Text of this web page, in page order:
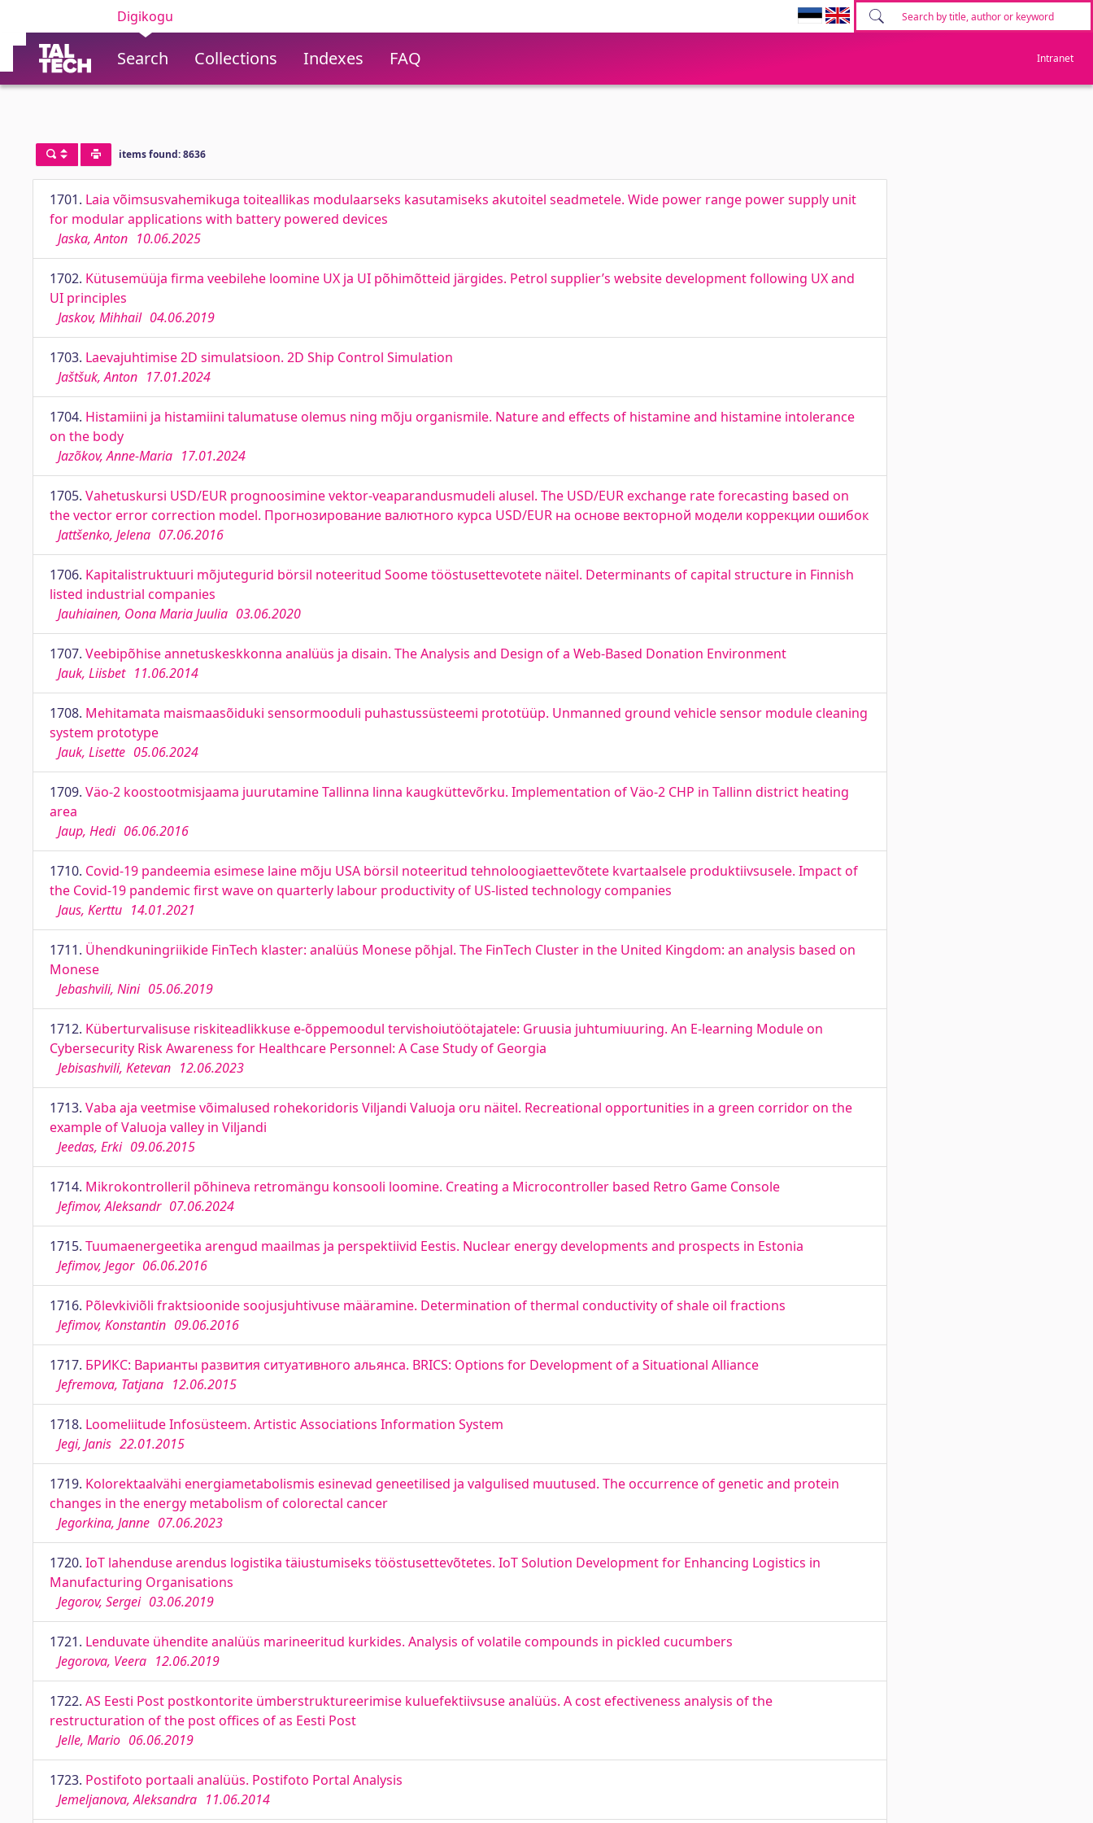
Digikogu
Search Collections Indexes FAQ Intranet
items found: 8636
1701. Laia võimsusvahemikuga toiteallikas modulaarseks kasutamiseks akutoitel seadmetele. Wide power range power supply unit
for modular applications with battery powered devices
Jaska, Anton 10.06.2025
1702. Kütusemüüja firma veebilehe loomine UX ja UI põhimõtteid järgides. Petrol supplier’s website development following UX and
UI principles
Jaskov, Mihhail 04.06.2019
1703. Laevajuhtimise 2D simulatsioon. 2D Ship Control Simulation
Jaštšuk, Anton 17.01.2024
1704. Histamiini ja histamiini talumatuse olemus ning mõju organismile. Nature and effects of histamine and histamine intolerance
on the body
Jazõkov, Anne-Maria 17.01.2024
1705. Vahetuskursi USD/EUR prognoosimine vektor-veaparandusmudeli alusel. The USD/EUR exchange rate forecasting based on
the vector error correction model. Прогнозирование валютного курса USD/EUR на основе векторной модели коррекции ошибок
Jattšenko, Jelena 07.06.2016
1706. Kapitalistruktuuri mõjutegurid börsil noteeritud Soome tööstusettevotete näitel. Determinants of capital structure in Finnish
listed industrial companies
Jauhiainen, Oona Maria Juulia 03.06.2020
1707. Veebipõhise annetuskeskkonna analüüs ja disain. The Analysis and Design of a Web-Based Donation Environment
Jauk, Liisbet 11.06.2014
1708. Mehitamata maismaasõiduki sensormooduli puhastussüsteemi prototüüp. Unmanned ground vehicle sensor module cleaning
system prototype
Jauk, Lisette 05.06.2024
1709. Väo-2 koostootmisjaama juurutamine Tallinna linna kaugküttevõrku. Implementation of Väo-2 CHP in Tallinn district heating
area
Jaup, Hedi 06.06.2016
1710. Covid-19 pandeemia esimese laine mõju USA börsil noteeritud tehnoloogiaettevõtete kvartaalsele produktiivsusele. Impact of
the Covid-19 pandemic first wave on quarterly labour productivity of US-listed technology companies
Jaus, Kerttu 14.01.2021
1711. Ühendkuningriikide FinTech klaster: analüüs Monese põhjal. The FinTech Cluster in the United Kingdom: an analysis based on
Monese
Jebashvili, Nini 05.06.2019
1712. Küberturvalisuse riskiteadlikkuse e-õppemoodul tervishoiutöötajatele: Gruusia juhtumiuuring. An E-learning Module on
Cybersecurity Risk Awareness for Healthcare Personnel: A Case Study of Georgia
Jebisashvili, Ketevan 12.06.2023
1713. Vaba aja veetmise võimalused rohekoridoris Viljandi Valuoja oru näitel. Recreational opportunities in a green corridor on the
example of Valuoja valley in Viljandi
Jeedas, Erki 09.06.2015
1714. Mikrokontrolleril põhineva retromängu konsooli loomine. Creating a Microcontroller based Retro Game Console
Jefimov, Aleksandr 07.06.2024
1715. Tuumaenergeetika arengud maailmas ja perspektiivid Eestis. Nuclear energy developments and prospects in Estonia
Jefimov, Jegor 06.06.2016
1716. Põlevkiviõli fraktsioonide soojusjuhtivuse määramine. Determination of thermal conductivity of shale oil fractions
Jefimov, Konstantin 09.06.2016
1717. БРИКС: Варианты развития ситуативного альянса. BRICS: Options for Development of a Situational Alliance
Jefremova, Tatjana 12.06.2015
1718. Loomeliitude Infosüsteem. Artistic Associations Information System
Jegi, Janis 22.01.2015
1719. Kolorektaalvähi energiametabolismis esinevad geneetilised ja valgulised muutused. The occurrence of genetic and protein
changes in the energy metabolism of colorectal cancer
Jegorkina, Janne 07.06.2023
1720. IoT lahenduse arendus logistika täiustumiseks tööstusettevõtetes. IoT Solution Development for Enhancing Logistics in
Manufacturing Organisations
Jegorov, Sergei 03.06.2019
1721. Lenduvate ühendite analüüs marineeritud kurkides. Analysis of volatile compounds in pickled cucumbers
Jegorova, Veera 12.06.2019
1722. AS Eesti Post postkontorite ümberstruktureerimise kuluefektiivsuse analüüs. A cost efectiveness analysis of the
restructuration of the post offices of as Eesti Post
Jelle, Mario 06.06.2019
1723. Postifoto portaali analüüs. Postifoto Portal Analysis
Jemeljanova, Aleksandra 11.06.2014